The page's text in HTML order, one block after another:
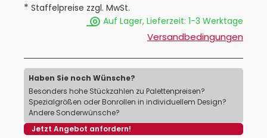
* Staffelpreise zzgl. MwSt.
Auf Lager, Lieferzeit: 1-3 Werktage
Versandbedingungen
Haben Sie noch Wünsche?
Besonders hohe Stückzahlen zu Palettenpreisen?
Spezialgrößen oder Bonrollen in individuellem Design?
Andere Sonderwünsche?
Jetzt Angebot anfordern!